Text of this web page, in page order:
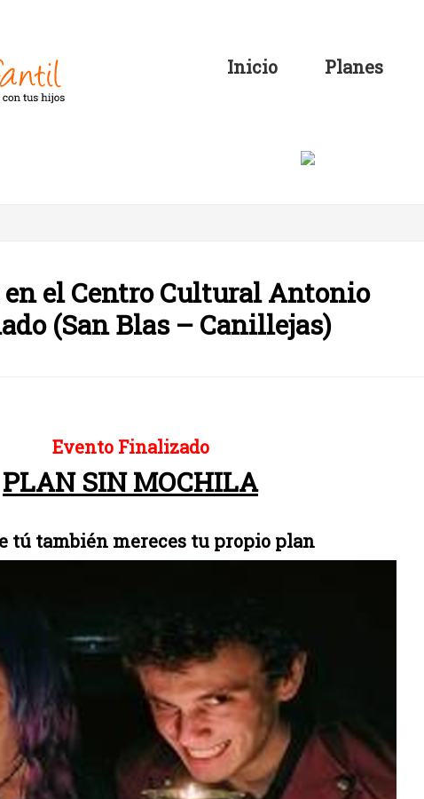
Inicio Planes
en el Centro Cultural Antonio
(San Blas – Canillejas)
Evento Finalizado
PLAN SIN MOCHILA
tú también mereces tu propio plan